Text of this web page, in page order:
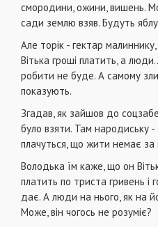
смородини, ожини, вишень.
сади землю взяв. Будуть
Але торік - гектар
Вітька гроші платить, а
робити не буде. А самому
показують.
Згадав, як зайшов до
було взяти. Там народиську -
плачуться, що жити немає за
Володька їм каже, що он
платить по триста гривень і
дає. А люди на нього, як на
Може, він чогось не розуміє?